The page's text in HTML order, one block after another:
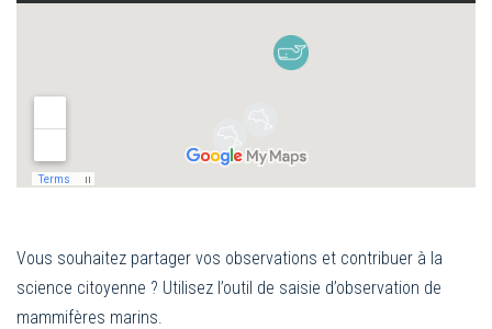
Vous souhaitez partager vos observations et contribuer à la
science citoyenne ? Utilisez l’outil de saisie d’observation de
mammifères marins.